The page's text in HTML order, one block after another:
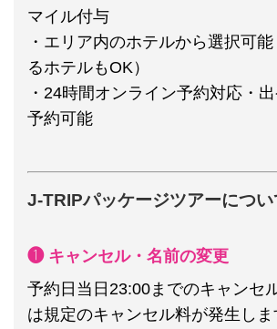
マイル付与
・エリア内のホテルから選択可
るホテルもOK）
・24時間オンライン予約対応・
予約可能
J-TRIPパッケージツアーについ
❶ キャンセル・名前の変更
予約日当日23:00までのキャンセ
は規定のキャンセル料が発生し